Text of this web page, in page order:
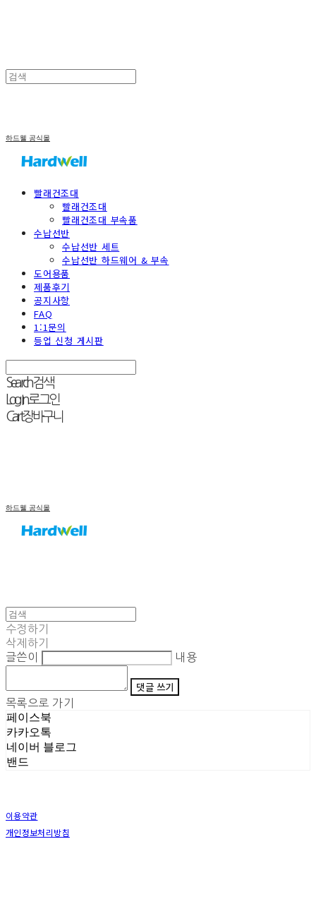
하드웰 공식몰
빨래건조대
빨래건조대
빨래건조대 부속품
수납선반
수납선반 세트
수납선반 하드웨어 & 부속
도어용품
제품후기
공지사항
FAQ
1:1문의
등업 신청 게시판
Search검색
Log In로그인
Cart장바구니
하드웰 공식몰
수정하기
삭제하기
글쓴이
내용
댓글 쓰기
목록으로 가기
페이스북
카카오톡
네이버 블로그
밴드
이용약관
개인정보처리방침